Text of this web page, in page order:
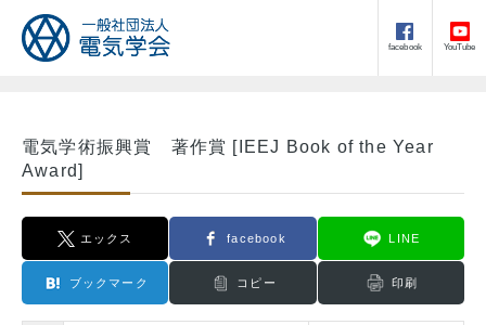
facebook YouTube
電気学術振興賞 著作賞 [IEEJ Book of the Year
Award]
エックス facebook LINE
ブックマーク コピー 印刷